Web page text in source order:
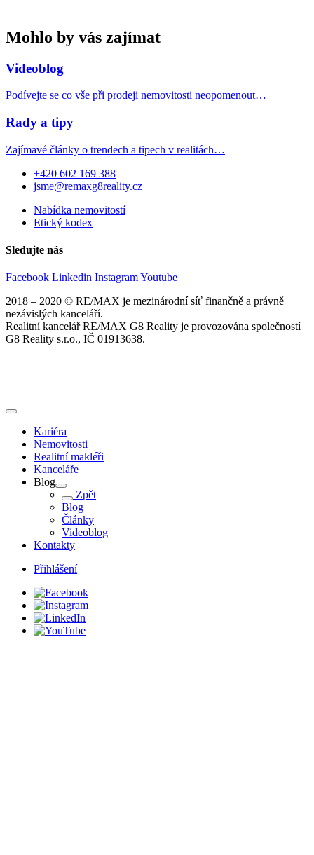
Mohlo by vás zajímat
Videoblog
Podívejte se co vše při prodeji nemovitosti neopomenout…
Rady a tipy
Zajímavé články o trendech a tipech v realitách…
+420 602 169 388
jsme@remaxg8reality.cz
Nabídka nemovitostí
Etický kodex
Sledujte nás
Facebook Linkedin InstagramYoutube
2018 – 2020 © RE/MAX je mezinárodní síť finančně a právně
nezávislých kanceláří.
Realitní kancelář RE/MAX G8 Reality je provozována společností
G8 Reality s.r.o., IČ 01913638.
Kariéra
Nemovitosti
Realitní makléři
Kanceláře
Blog
Zpět
Blog
Články
Videoblog
Kontakty
Přihlášení